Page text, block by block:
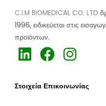
C.I.M BIOMEDICAL CO. LTD
1996, ειδικεύεται στις
προϊόντων.
h
t
t
p
h
t
t
p
h
t
t
p
Στοιχεία Επικοινωνίας